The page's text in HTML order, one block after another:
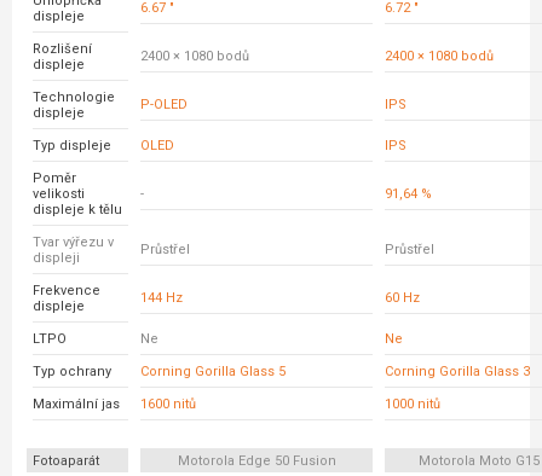
displeje
6.67 " 6.72 "
Rozlišení
displeje
2400 × 1080 bodů 2400 × 1080 bodů
Technologie
displeje
P-OLED IPS
Typ displeje OLED IPS
Poměr
velikosti
displeje k tělu
- 91,64 %
Tvar výřezu v
displeji
Průstřel Průstřel
Frekvence
displeje
144 Hz 60 Hz
LTPO Ne Ne
Typ ochrany Corning Gorilla Glass 5 Corning Gorilla Glass 3
Maximální jas 1600 nitů 1000 nitů
Fotoaparát Motorola Edge 50 Fusion
Motorola Moto